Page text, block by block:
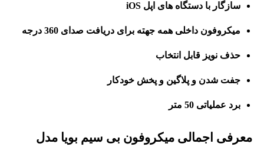
سازگار با دستگاه های اپل iOS
میکروفون داخلی همه جهته برای دریافت صدای 360 درجه
حذف نویز قابل انتخاب
جفت شدن و پلاگین و پخش خودکار
برد عملیاتی 50 متر
معرفی اجمالی میکروفون بی سیم بویا مدل